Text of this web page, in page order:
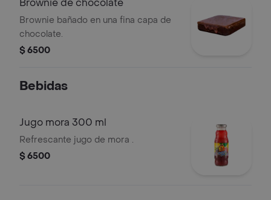
Brownie de chocolate
Brownie bañado en una fina capa de
chocolate.
$ 6500
Bebidas
Jugo mora 300 ml
Refrescante jugo de mora .
$ 6500